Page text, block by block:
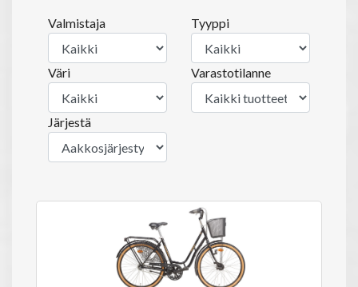
Valmistaja Tyyppi
Väri Varastotilanne
Järjestä